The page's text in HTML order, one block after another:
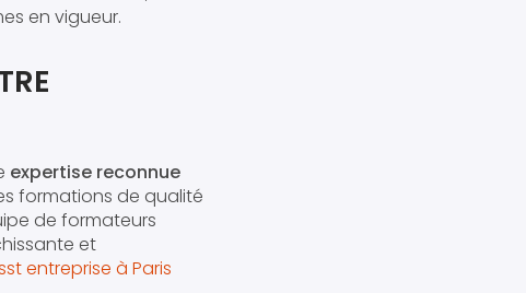
en vigueur.
expertise reconnue
formations de qualité
de formateurs
et
entreprise à Paris